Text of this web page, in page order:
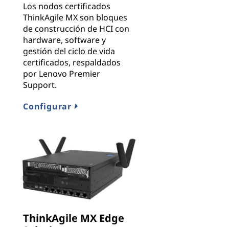
Los nodos certificados
ThinkAgile MX son bloques
de construcción de HCI con
hardware, software y
gestión del ciclo de vida
certificados, respaldados
por Lenovo Premier
Support.
Configurar
ThinkAgile MX Edge